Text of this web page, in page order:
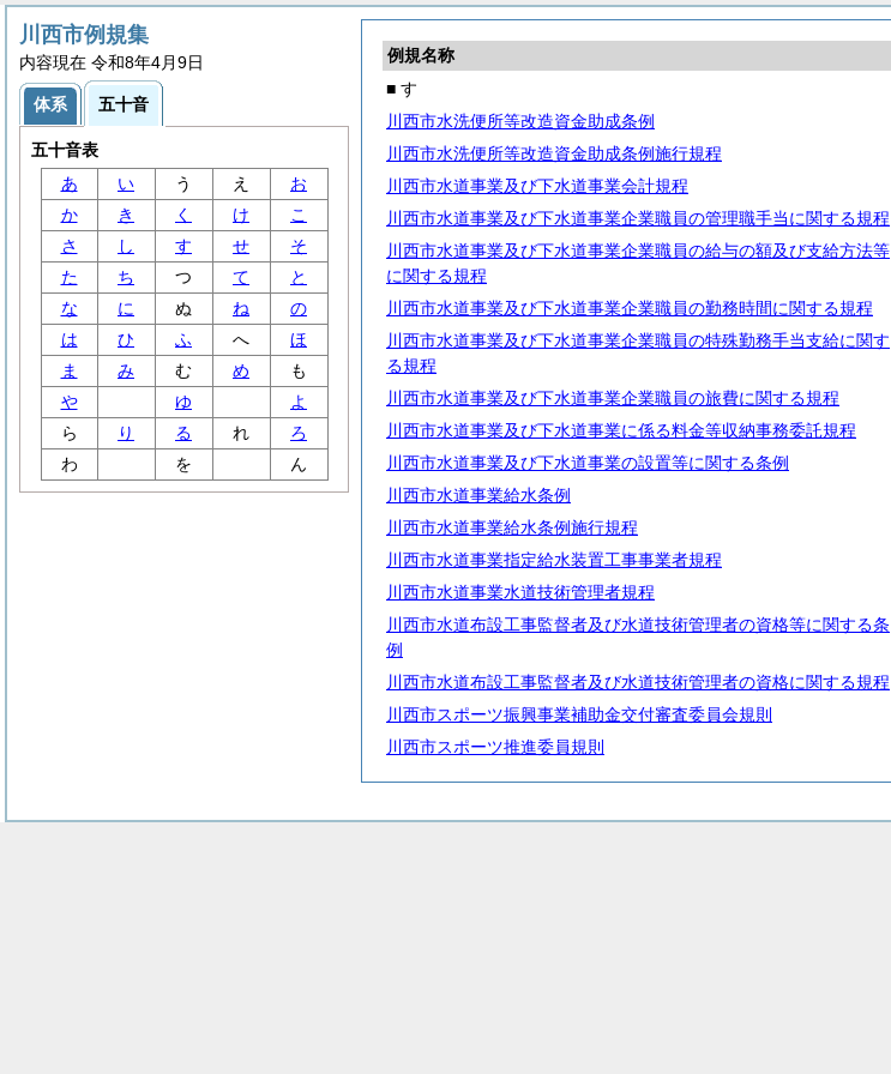
例規名称
■ す
川西市水洗便所等改造資金助成条例
川西市水洗便所等改造資金助成条例施行規程
川西市水道事業及び下水道事業会計規程
川西市水道事業及び下水道事業企業職員の管理職手当に関する規程
川西市水道事業及び下水道事業企業職員の給与の額及び支給方法等
に関する規程
川西市水道事業及び下水道事業企業職員の勤務時間に関する規程
川西市水道事業及び下水道事業企業職員の特殊勤務手当支給に関す
る規程
川西市水道事業及び下水道事業企業職員の旅費に関する規程
川西市水道事業及び下水道事業に係る料金等収納事務委託規程
川西市水道事業及び下水道事業の設置等に関する条例
川西市水道事業給水条例
川西市水道事業給水条例施行規程
川西市水道事業指定給水装置工事事業者規程
川西市水道事業水道技術管理者規程
川西市水道布設工事監督者及び水道技術管理者の資格等に関する条
例
川西市水道布設工事監督者及び水道技術管理者の資格に関する規程
川西市スポーツ振興事業補助金交付審査委員会規則
川西市スポーツ推進委員規則
川西市例規集
内容現在 令和8年4月9日
体系 五十音
五十音表
あ
い う え
お
か
き く け
こ
さ
し す せ
そ
た
ち つ て
と
な
に ぬ ね
の
は
ひ ふ へ
ほ
ま
み む め
も
や
ゆ
よ
ら
り る れ
ろ
わ
を ん